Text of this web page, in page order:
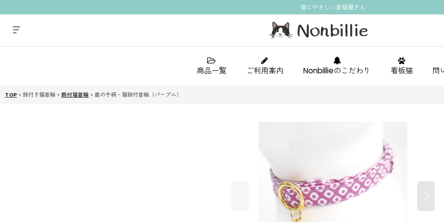
猫にやさしい首輪屋さん
商品一覧 ご利用案内 Nonbillieのこだわり 看板猫 問
TOP > 鈴付き猫首輪 > 鈴付猫首輪 > 鹿の子柄・猫鈴付首輪（パープル）